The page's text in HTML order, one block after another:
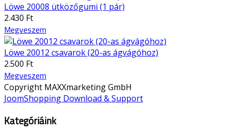
Löwe 20008 ütközőgumi (1 pár)
2.430 Ft
Megveszem
Löwe 20012 csavarok (20-as ágvágóhoz)
2.500 Ft
Megveszem
Copyright MAXXmarketing GmbH
JoomShopping Download & Support
Kategóriáink